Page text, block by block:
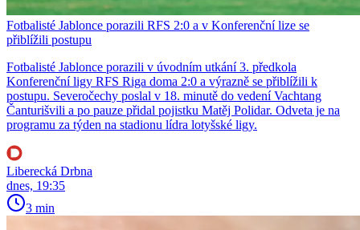
Fotbalisté Jablonce porazili RFS 2:0 a v Konferenční lize se
přiblížili postupu
Fotbalisté Jablonce porazili v úvodním utkání 3. předkola
Konferenční ligy RFS Riga doma 2:0 a výrazně se přiblížili k
postupu. Severočechy poslal v 18. minutě do vedení Vachtang
Čanturišvili a po pauze přidal pojistku Matěj Polidar. Odveta je na
programu za týden na stadionu lídra lotyšské ligy.
Liberecká Drbna
dnes, 19:35
3 min